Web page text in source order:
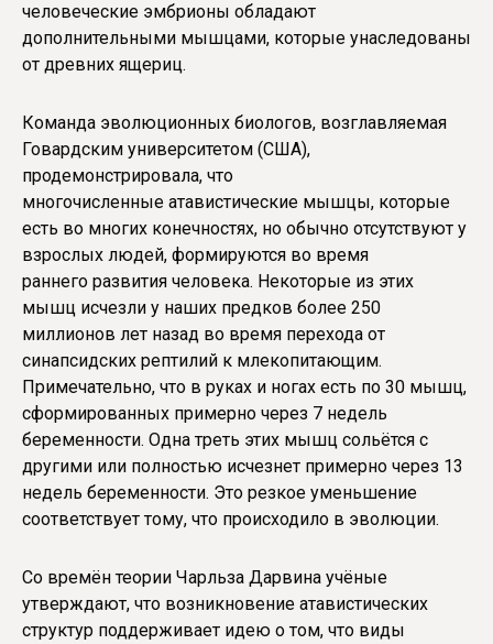
человеческие эмбрионы обладают
дополнительными мышцами, которые унаследованы
от древних ящериц.
Команда эволюционных биологов, возглавляемая
Говардским университетом (США),
продемонстрировала, что
многочисленные атавистические мышцы, которые
есть во многих конечностях, но обычно отсутствуют у
взрослых людей, формируются во время
раннего развития человека. Некоторые из этих
мышц исчезли у наших предков более 250
миллионов лет назад во время перехода от
синапсидских рептилий к млекопитающим.
Примечательно, что в руках и ногах есть по 30 мышц,
сформированных примерно через 7 недель
беременности. Одна треть этих мышц сольётся с
другими или полностью исчезнет примерно через 13
недель беременности. Это резкое уменьшение
соответствует тому, что происходило в эволюции.
Со времён теории Чарльза Дарвина учёные
утверждают, что возникновение атавистических
структур поддерживает идею о том, что виды